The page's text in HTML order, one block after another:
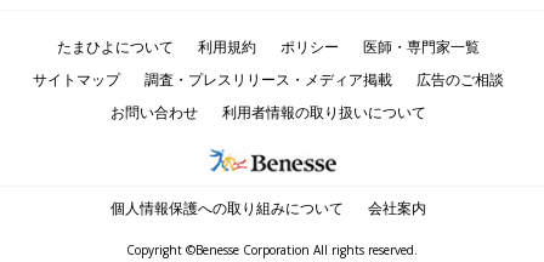
たまひよについて 利用規約 ポリシー
医師・専門家一覧
サイトマップ
調査・プレスリリース・メディア掲載
広告のご相談
お問い合わせ
利用者情報の取り扱いについて
個人情報保護への取り組みについて 会社案内
Copyright ©Benesse Corporation All rights reserved.